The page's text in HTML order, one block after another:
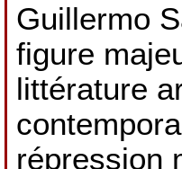
Guillermo
figure
littérature
répression